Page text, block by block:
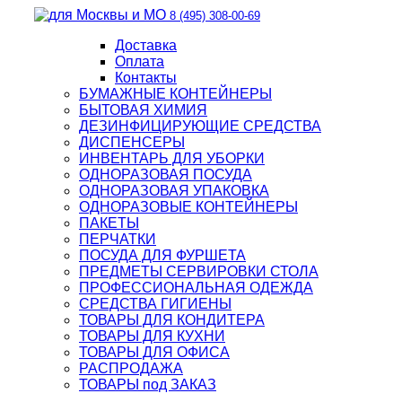
8 (495) 308-00-69
Доставка
Оплата
Контакты
БУМАЖНЫЕ КОНТЕЙНЕРЫ
БЫТОВАЯ ХИМИЯ
ДЕЗИНФИЦИРУЮЩИЕ СРЕДСТВА
ДИСПЕНСЕРЫ
ИНВЕНТАРЬ ДЛЯ УБОРКИ
ОДНОРАЗОВАЯ ПОСУДА
ОДНОРАЗОВАЯ УПАКОВКА
ОДНОРАЗОВЫЕ КОНТЕЙНЕРЫ
ПАКЕТЫ
ПЕРЧАТКИ
ПОСУДА ДЛЯ ФУРШЕТА
ПРЕДМЕТЫ СЕРВИРОВКИ СТОЛА
ПРОФЕССИОНАЛЬНАЯ ОДЕЖДА
СРЕДСТВА ГИГИЕНЫ
ТОВАРЫ ДЛЯ КОНДИТЕРА
ТОВАРЫ ДЛЯ КУХНИ
ТОВАРЫ ДЛЯ ОФИСА
РАСПРОДАЖА
ТОВАРЫ под ЗАКАЗ